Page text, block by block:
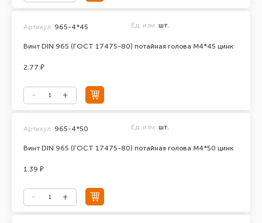
Винт DIN 965 (ГОСТ 17475-80) потайная голова М4*45 цинк
Артикул: 965-4*45 Ед. изм. шт.
2.77 ₽
Винт DIN 965 (ГОСТ 17475-80) потайная голова М4*50 цинк
Артикул: 965-4*50 Ед. изм. шт.
1.39 ₽